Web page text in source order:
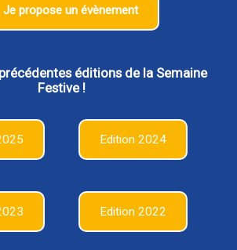
Je propose un évènement
éditions de la Semaine
Festive !
Edition 2024
Edition 2022